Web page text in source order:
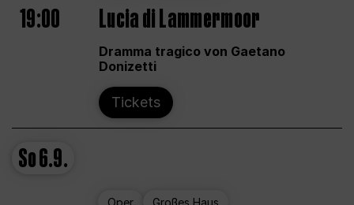
19:00 Lucia di Lammermoor
Dramma tragico von Gaetano
Donizetti
Tickets
So6.9.
Oper Großes Haus